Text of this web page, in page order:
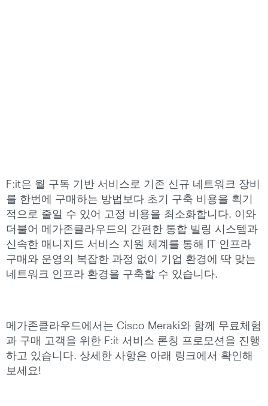
F:it은 월 구독 기반 서비스로 기존 신규 네트워크 장비
를 한번에 구매하는 방법보다 초기 구축 비용을 획기
적으로 줄일 수 있어 고정 비용을 최소화합니다. 이와
더불어 메가존클라우드의 간편한 통합 빌링 시스템과
신속한 매니지드 서비스 지원 체계를 통해 IT 인프라
구매와 운영의 복잡한 과정 없이 기업 환경에 딱 맞는
네트워크 인프라 환경을 구축할 수 있습니다.
메가존클라우드에서는 Cisco Meraki와 함께 무료체험
과 구매 고객을 위한 F:it 서비스 론칭 프로모션을 진행
하고 있습니다. 상세한 사항은 아래 링크에서 확인해
보세요!